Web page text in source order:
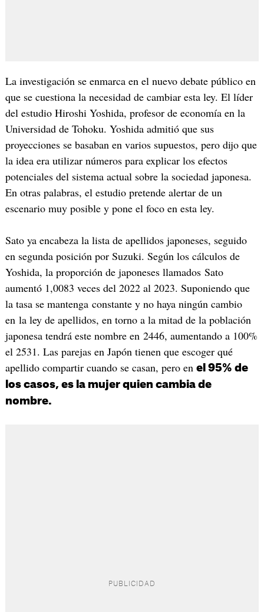
La investigación se enmarca en el nuevo debate público en
que se cuestiona la necesidad de cambiar esta ley. El líder
del estudio Hiroshi Yoshida, profesor de economía en la
Universidad de Tohoku. Yoshida admitió que sus
proyecciones se basaban en varios supuestos, pero dijo que
la idea era utilizar números para explicar los efectos
potenciales del sistema actual sobre la sociedad japonesa.
En otras palabras, el estudio pretende alertar de un
escenario muy posible y pone el foco en esta ley.
Sato ya encabeza la lista de apellidos japoneses, seguido
en segunda posición por Suzuki. Según los cálculos de
Yoshida, la proporción de japoneses llamados Sato
aumentó 1,0083 veces del 2022 al 2023. Suponiendo que
la tasa se mantenga constante y no haya ningún cambio
en la ley de apellidos, en torno a la mitad de la población
japonesa tendrá este nombre en 2446, aumentando a 100%
el 2531. Las parejas en Japón tienen que escoger qué
apellido compartir cuando se casan, pero en el 95% de
los casos, es la mujer quien cambia de
nombre.